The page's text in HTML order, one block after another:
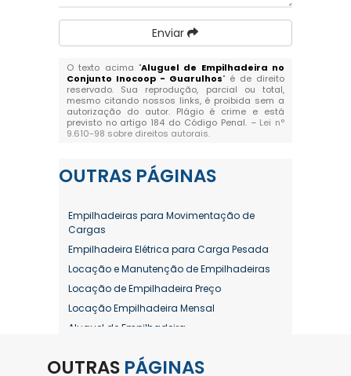
Enviar
O texto acima "Aluguel de Empilhadeira no
Conjunto Inocoop - Guarulhos" é de direito
reservado. Sua reprodução, parcial ou total,
mesmo citando nossos links, é proibida sem a
autorização do autor. Plágio é crime e está
previsto no artigo 184 do Código Penal. – Lei n°
9.610-98 sobre direitos autorais.
OUTRAS PÁGINAS
Empilhadeiras para Movimentação de
Cargas
Empilhadeira Elétrica para Carga Pesada
Locação e Manutenção de Empilhadeiras
Locação de Empilhadeira Preço
Locação Empilhadeira Mensal
Aluguel de Empilhadeira
Aluguel de Empilhadeira Diária Valor
OUTRAS PÁGINAS